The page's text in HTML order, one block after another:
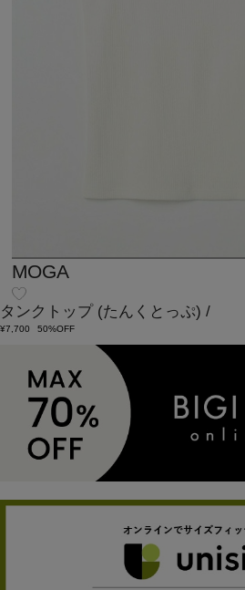
MOGA
タンクトップ (たんくとっぷ) /
¥7,700 50%OFF